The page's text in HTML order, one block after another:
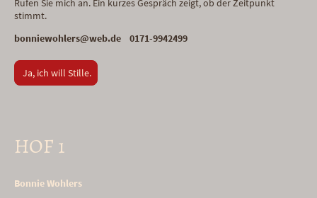
Rufen Sie mich an. Ein kurzes Gespräch zeigt, ob der Zeitpunkt
stimmt.
bonniewohlers@web.de 0171-9942499
Ja, ich will Stille.
HOF 1
Bonnie Wohlers